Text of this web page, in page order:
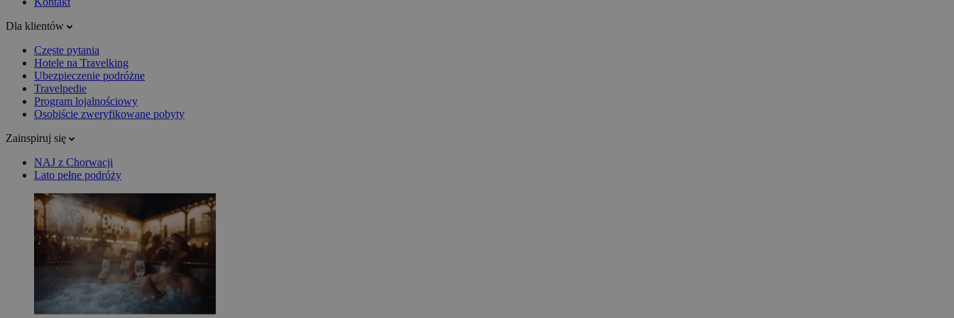
Dla klientów
Częste pytania
Hotele na Travelking
Ubezpieczenie podróżne
Travelpedie
Program lojalnościowy
Osobiście zweryfikowane pobyty
Zainspiruj się
NAJ z Chorwacji
Lato pełne podróży